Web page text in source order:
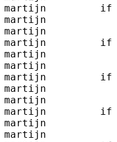
martijn
martijn
martijn
martijn
martijn
martijn
martijn
martijn
martijn
martijn
martijn
martijn